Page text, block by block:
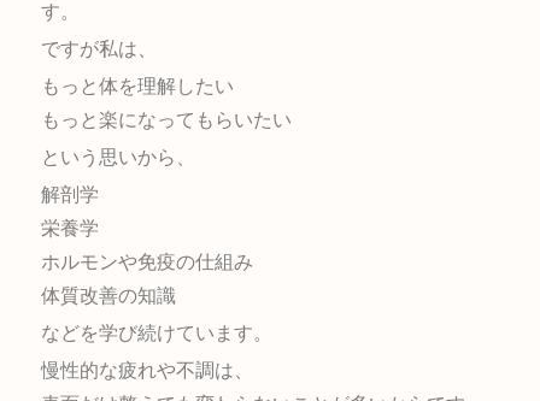
す。
ですが私は、
もっと体を理解したい
もっと楽になってもらいたい
という思いから、
解剖学
栄養学
ホルモンや免疫の仕組み
体質改善の知識
などを学び続けています。
慢性的な疲れや不調は、